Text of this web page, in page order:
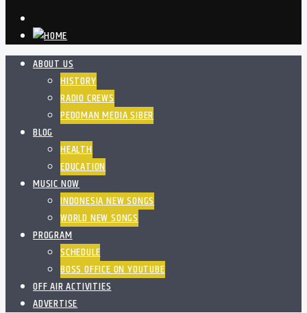
ABOUT US
HISTORY
RADIO CREWS
PEDOMAN MEDIA SIBER
BLOG
HEALTH
EDUCATION
MUSIC NOW
INDONESIA NEW SONGS
WORLD NEW SONGS
PROGRAM
SCHEDULE
BOSS OFFICE ON YOUTUBE
OFF AIR ACTIVITIES
ADVERTISE